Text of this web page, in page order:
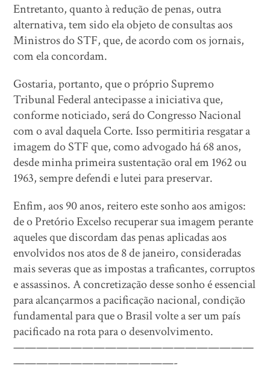
Entretanto, quanto à redução de penas, outra
alternativa, tem sido ela objeto de consultas aos
Ministros do STF, que, de acordo com os jornais,
com ela concordam.
Gostaria, portanto, que o próprio Supremo
Tribunal Federal antecipasse a iniciativa que,
conforme noticiado, será do Congresso Nacional
com o aval daquela Corte. Isso permitiria resgatar a
imagem do STF que, como advogado há 68 anos,
desde minha primeira sustentação oral em 1962 ou
1963, sempre defendi e lutei para preservar.
Enfim, aos 90 anos, reitero este sonho aos amigos:
de o Pretório Excelso recuperar sua imagem perante
aqueles que discordam das penas aplicadas aos
envolvidos nos atos de 8 de janeiro, consideradas
mais severas que as impostas a traficantes, corruptos
e assassinos. A concretização desse sonho é essencial
para alcançarmos a pacificação nacional, condição
fundamental para que o Brasil volte a ser um país
pacificado na rota para o desenvolvimento.
—————————————————————
——————————————-